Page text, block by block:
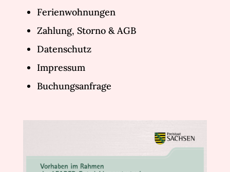
Ferienwohnungen
Zahlung, Storno & AGB
Datenschutz
Impressum
Buchungsanfrage